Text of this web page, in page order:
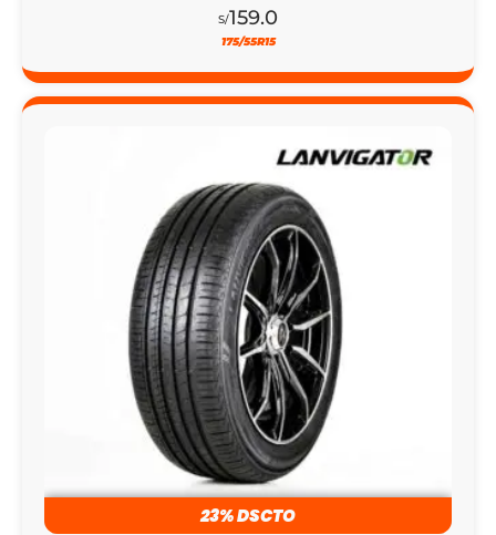
S/159.0
175/55R15
23% DSCTO